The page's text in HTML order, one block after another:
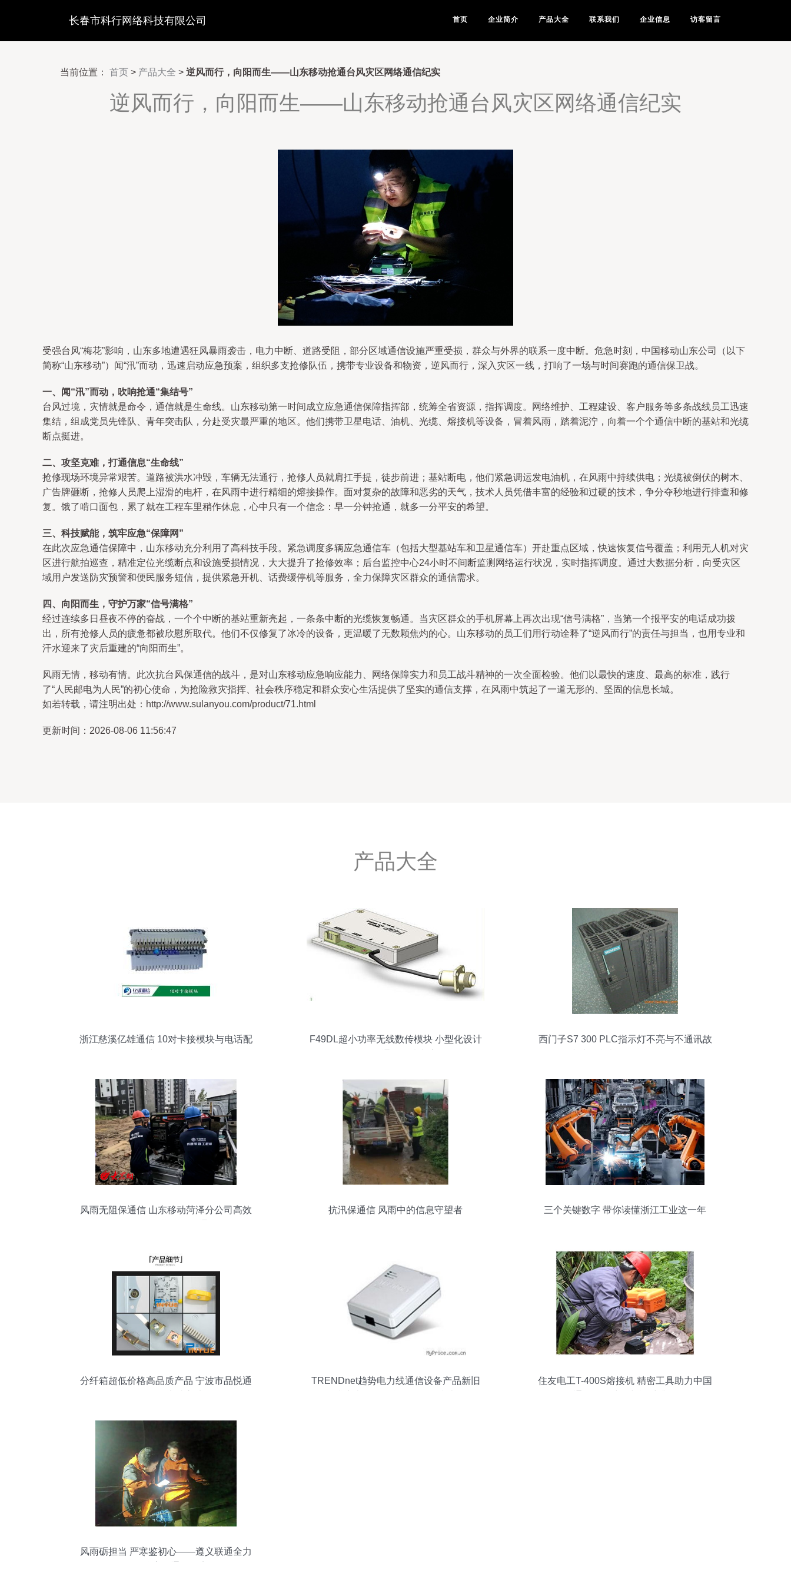
长春市科行网络科技有限公司 首页 企业简介 产品大全 联系我们 企业信息 访客留言
当前位置： 首页 > 产品大全 > 逆风而行，向阳而生——山东移动抢通台风灾区网络通信纪实
逆风而行，向阳而生——山东移动抢通台风灾区网络通信纪实
受强台风“梅花”影响，山东多地遭遇狂风暴雨袭击，电力中断、道路受阻，部分区域通信设施严重受损，群众与外界的联系一度中断。危急时刻，中国移动山东公司（以下
简称“山东移动”）闻“汛”而动，迅速启动应急预案，组织多支抢修队伍，携带专业设备和物资，逆风而行，深入灾区一线，打响了一场与时间赛跑的通信保卫战。
一、闻“汛”而动，吹响抢通“集结号”
台风过境，灾情就是命令，通信就是生命线。山东移动第一时间成立应急通信保障指挥部，统筹全省资源，指挥调度。网络维护、工程建设、客户服务等多条战线员工迅速
集结，组成党员先锋队、青年突击队，分赴受灾最严重的地区。他们携带卫星电话、油机、光缆、熔接机等设备，冒着风雨，踏着泥泞，向着一个个通信中断的基站和光缆
断点挺进。
二、攻坚克难，打通信息“生命线”
抢修现场环境异常艰苦。道路被洪水冲毁，车辆无法通行，抢修人员就肩扛手提，徒步前进；基站断电，他们紧急调运发电油机，在风雨中持续供电；光缆被倒伏的树木、
广告牌砸断，抢修人员爬上湿滑的电杆，在风雨中进行精细的熔接操作。面对复杂的故障和恶劣的天气，技术人员凭借丰富的经验和过硬的技术，争分夺秒地进行排查和修
复。饿了啃口面包，累了就在工程车里稍作休息，心中只有一个信念：早一分钟抢通，就多一分平安的希望。
三、科技赋能，筑牢应急“保障网”
在此次应急通信保障中，山东移动充分利用了高科技手段。紧急调度多辆应急通信车（包括大型基站车和卫星通信车）开赴重点区域，快速恢复信号覆盖；利用无人机对灾
区进行航拍巡查，精准定位光缆断点和设施受损情况，大大提升了抢修效率；后台监控中心24小时不间断监测网络运行状况，实时指挥调度。通过大数据分析，向受灾区
域用户发送防灾预警和便民服务短信，提供紧急开机、话费缓停机等服务，全力保障灾区群众的通信需求。
四、向阳而生，守护万家“信号满格”
经过连续多日昼夜不停的奋战，一个个中断的基站重新亮起，一条条中断的光缆恢复畅通。当灾区群众的手机屏幕上再次出现“信号满格”，当第一个报平安的电话成功拨
出，所有抢修人员的疲惫都被欣慰所取代。他们不仅修复了冰冷的设备，更温暖了无数颗焦灼的心。山东移动的员工们用行动诠释了“逆风而行”的责任与担当，也用专业和
汗水迎来了灾后重建的“向阳而生”。
风雨无情，移动有情。此次抗台风保通信的战斗，是对山东移动应急响应能力、网络保障实力和员工战斗精神的一次全面检验。他们以最快的速度、最高的标准，践行
了“人民邮电为人民”的初心使命，为抢险救灾指挥、社会秩序稳定和群众安心生活提供了坚实的通信支撑，在风雨中筑起了一道无形的、坚固的信息长城。
如若转载，请注明出处：http://www.sulanyou.com/product/71.html
更新时间：2026-08-06 11:56:47
产品大全
浙江慈溪亿雄通信 10对卡接模块与电话配
F49DL超小功率无线数传模块 小型化设计
西门子S7 300 PLC指示灯不亮与不通讯故
风雨无阻保通信 山东移动菏泽分公司高效
抗汛保通信 风雨中的信息守望者 三个关键数字 带你读懂浙江工业这一年
分纤箱超低价格高品质产品 宁波市品悦通
TRENDnet趋势电力线通信设备产品新旧
住友电工T-400S熔接机 精密工具助力中国
风雨砺担当 严寒鉴初心——遵义联通全力